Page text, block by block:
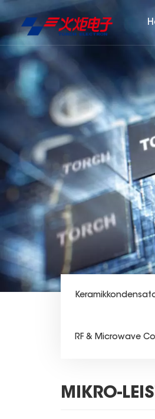
RF & Microwave
MIKRO-